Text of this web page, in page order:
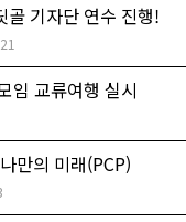
기자단 연수 진행!
임 교류여행 실시
만의 미래(PCP)